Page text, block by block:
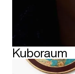
Kuboraum